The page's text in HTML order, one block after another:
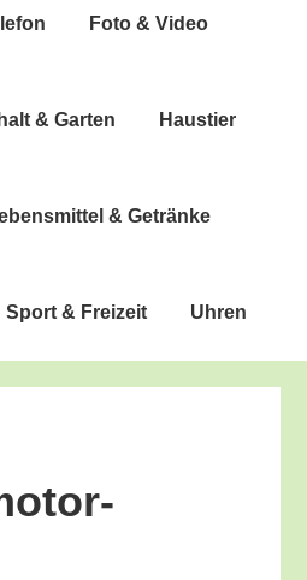
Foto & Video
& Garten Haus­tier
& Getränke
Sport & Freizeit Uhren